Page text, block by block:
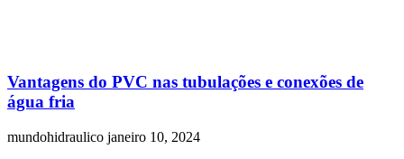
Vantagens do PVC nas tubulações e conexões de
água fria
mundohidraulico janeiro 10, 2024